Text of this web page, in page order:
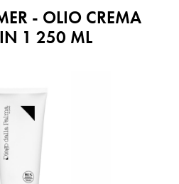
- OLIO CREMA
1 250 ML